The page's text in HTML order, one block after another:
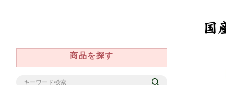
商品を探す